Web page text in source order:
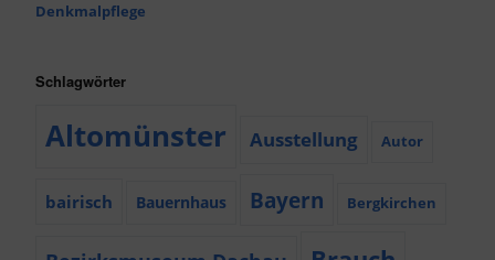
Denkmalpflege
Schlagwörter
Altomünster Ausstellung Autor
bairisch Bauernhaus Bayern Bergkirchen